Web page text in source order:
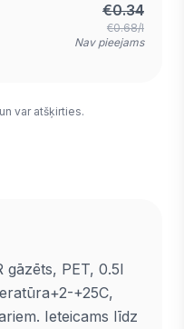
€0.34
€0.68/l
Nav pieejams
var atšķirties.
gāzēts, PET, 0.5l
+25C,
Ieteicams līdz